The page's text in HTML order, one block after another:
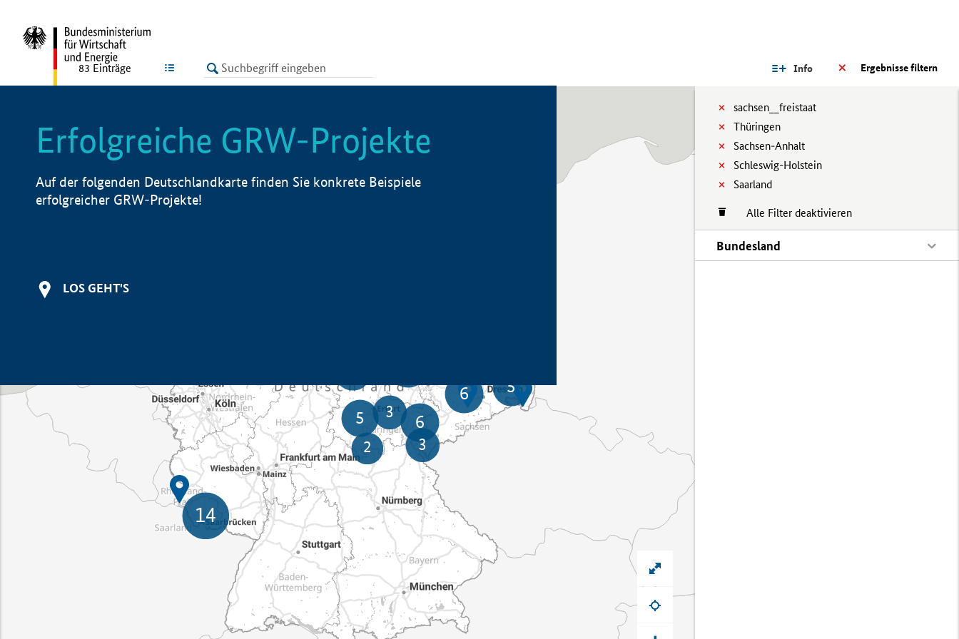
LISTE Ergebnisse filtern
Info
sachsen__freistaat
Thüringen
Sachsen-Anhalt
Schleswig-Holstein
Saarland
Alle Filter deaktivieren
Bundesland
83 Einträge
Erfolgreiche GRW-Projekte
Auf der folgenden Deutschlandkarte finden Sie konkrete Beispiele
erfolgreicher GRW-Projekte!
LOS GEHT'S